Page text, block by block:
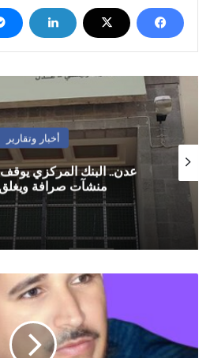
أخبار وتقارير
عدن.. البنك المركزي
منشآت صرافة ويغلق